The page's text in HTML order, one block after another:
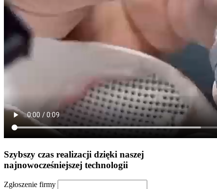
Szybszy czas realizacji dzięki naszej
najnowocześniejszej technologii
Zgłoszenie firmy